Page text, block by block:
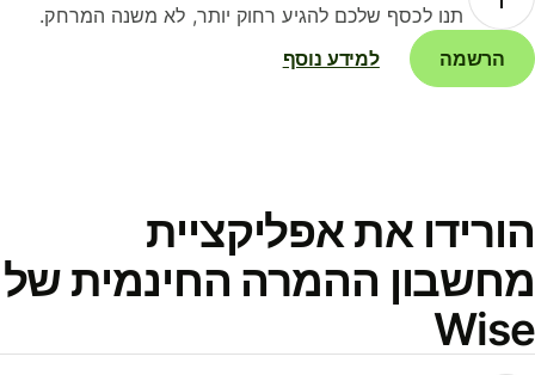
תנו לכסף שלכם להגיע רחוק יותר, לא משנה המרחק.
הרשמה
למידע נוסף
את אפליקציית
ההמרה החינמית של